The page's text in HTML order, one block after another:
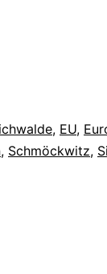
, EU,
, Schmöckwitz,